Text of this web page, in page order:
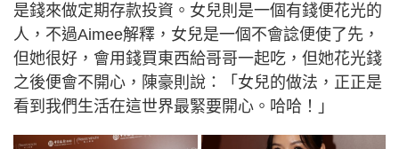
是錢來做定期存款投資。女兒則是一個有錢便花光的
人，不過Aimee解釋，女兒是一個不會諗便使了先，
但她很好，會用錢買東西給哥哥一起吃，但她花光錢
之後便會不開心，陳豪則說：「女兒的做法，正正是
看到我們生活在這世界最緊要開心。哈哈！」